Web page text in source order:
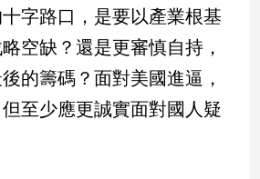
字路口，是要以產業根基
空缺？還是更審慎自持，
的籌碼？面對美國進逼，
至少應更誠實面對國人疑